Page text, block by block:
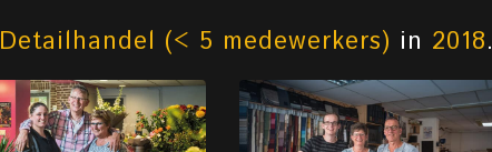
Detailhandel (< 5 medewerkers) in 2018.